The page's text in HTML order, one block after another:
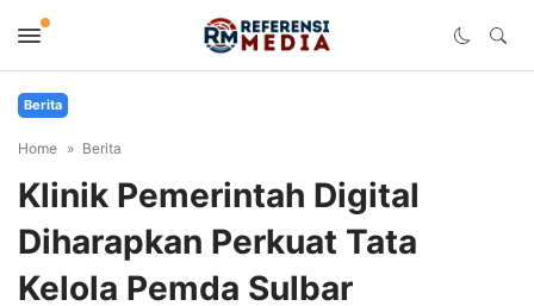
Berita
Home Berita
Klinik Pemerintah Digital
Diharapkan Perkuat Tata
Kelola Pemda Sulbar